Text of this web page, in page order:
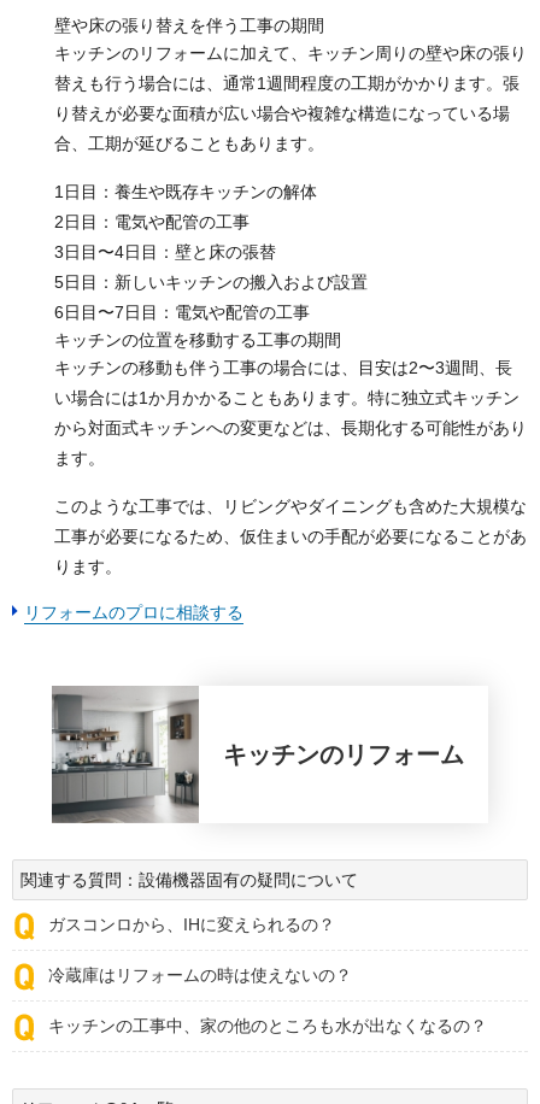
壁や床の張り替えを伴う工事の期間
キッチンのリフォームに加えて、キッチン周りの壁や床の張り
替えも行う場合には、通常1週間程度の工期がかかります。張
り替えが必要な面積が広い場合や複雑な構造になっている場
合、工期が延びることもあります。
1日目：養生や既存キッチンの解体
2日目：電気や配管の工事
3日目〜4日目：壁と床の張替
5日目：新しいキッチンの搬入および設置
6日目〜7日目：電気や配管の工事
キッチンの位置を移動する工事の期間
キッチンの移動も伴う工事の場合には、目安は2〜3週間、長
い場合には1か月かかることもあります。特に独立式キッチン
から対面式キッチンへの変更などは、長期化する可能性があり
ます。
このような工事では、リビングやダイニングも含めた大規模な
工事が必要になるため、仮住まいの手配が必要になることがあ
ります。
リフォームのプロに相談する
キッチンのリフォーム
関連する質問：設備機器固有の疑問について
ガスコンロから、IHに変えられるの？
冷蔵庫はリフォームの時は使えないの？
キッチンの工事中、家の他のところも水が出なくなるの？